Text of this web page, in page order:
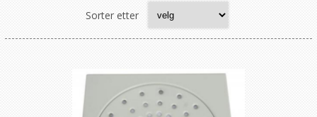
Sorter etter